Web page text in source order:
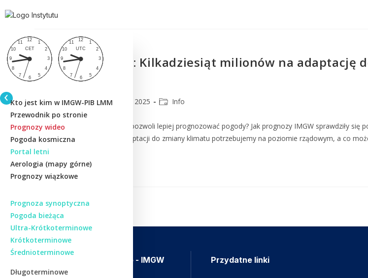
Kto jest kim w IMGW-PIB LMM
Przewodnik po stronie
Prognozy wideo
Pogoda kosmiczna
Portal letni
Aerologia (mapy górne)
Prognozy wiązkowe
Prognoza synoptyczna
Pogoda bieżąca
Ultra-Krótkoterminowe
Krótkoterminowe
Średnioterminowe
Długoterminowe
Ekspert IMGW: Kilkadziesiąt milionów na adaptację
strat
CMM 7 stycznia 2025 Info
Czy sztuczna inteligencja pozwoli lepiej prognozować pogody? Jak prognozy IMGW sprawdziły
meteorologów? Jakiej adaptacji do zmiany klimatu potrzebujemy na poziomie rządowym, a co
Czytaj Dalej
Aplikacja Meteo - IMGW Przydatne linki